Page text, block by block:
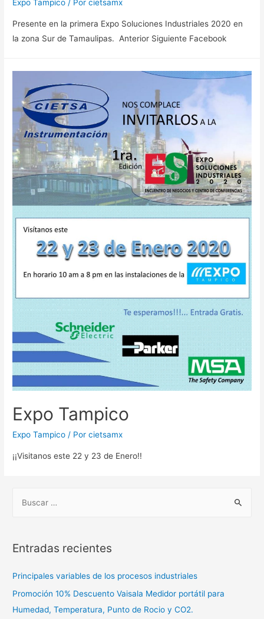
Expo Tampico / Porcietsamx
Presente en la primera Expo Soluciones Industriales 2020 en
la zona Sur de Tamaulipas. Anterior Siguiente Facebook
Expo Tampico
Expo Tampico / Porcietsamx
¡¡Visitanos este 22 y 23 de Enero!!
Entradas recientes
Principales variables de los procesos industriales
Promoción 10% Descuento Vaisala Medidor portátil para
Humedad, Temperatura, Punto de Rocio y CO2.